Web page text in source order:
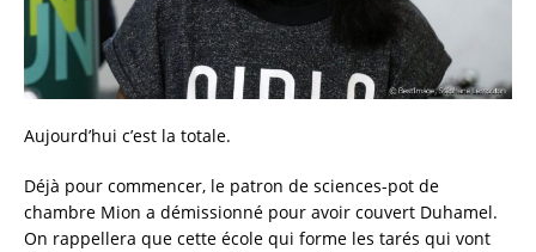
Aujourd’hui c’est la totale.
Déjà pour commencer, le patron de sciences-pot de
chambre Mion a démissionné pour avoir couvert Duhamel.
On rappellera que cette école qui forme les tarés qui vont